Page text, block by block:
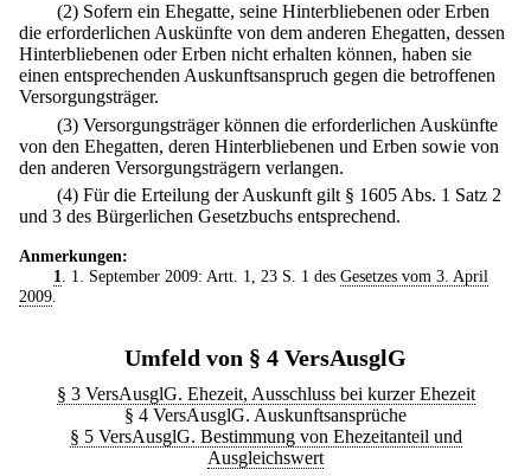
(2) Sofern ein Ehegatte, seine Hinterbliebenen oder Erben
die erforderlichen Auskünfte von dem anderen Ehegatten, dessen
Hinterbliebenen oder Erben nicht erhalten können, haben sie
einen entsprechenden Auskunftsanspruch gegen die betroffenen
Versorgungsträger.
(3) Versorgungsträger können die erforderlichen Auskünfte
von den Ehegatten, deren Hinterbliebenen und Erben sowie von
den anderen Versorgungsträgern verlangen.
(4) Für die Erteilung der Auskunft gilt § 1605 Abs. 1 Satz 2
und 3 des Bürgerlichen Gesetzbuchs entsprechend.
Anmerkungen:
1
. 1. September 2009: Artt. 1, 23 S. 1 des Gesetzes vom 3. April
2009
Umfeld von § 4 VersAusglG
§ 3 VersAusglG. Ehezeit, Ausschluss bei kurzer Ehezeit
§ 4 VersAusglG. Auskunftsansprüche
§ 5 VersAusglG. Bestimmung von Ehezeitanteil und
Ausgleichswert